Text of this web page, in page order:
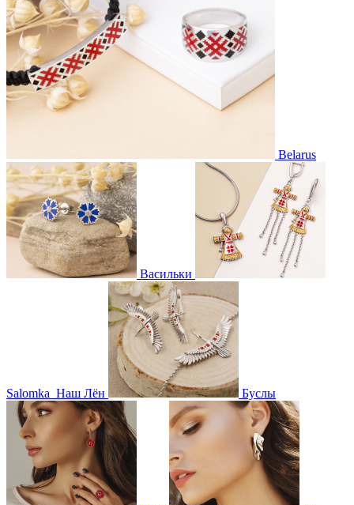
Belarus
Васильки
Salomka Наш Лён Буслы